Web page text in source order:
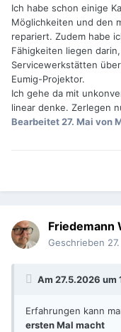
Ich habe schon einige
Möglichkeiten und den
repariert. Zudem habe
Fähigkeiten liegen
Servicewerkstätten
Eumig-Projektor.
Ich gehe da mit
linear denke. Zerlegen
Bearbeitet27. Mai von
Friedemann
Geschrieben
Am 27.5.2026 um
Erfahrungen kann
ersten Mal macht